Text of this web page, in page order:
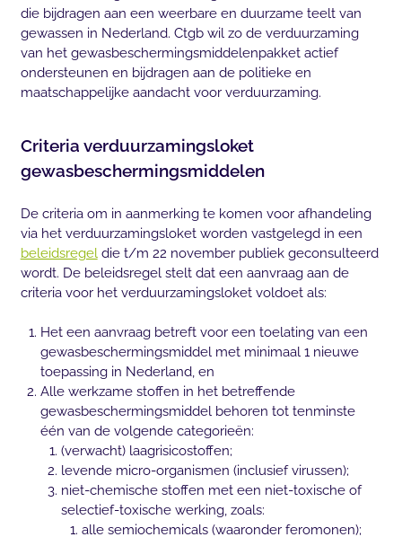
die bijdragen aan een weerbare en duurzame teelt van
gewassen in Nederland. Ctgb wil zo de verduurzaming
van het gewasbeschermingsmiddelenpakket actief
ondersteunen en bijdragen aan de politieke en
maatschappelijke aandacht voor verduurzaming.
Criteria verduurzamingsloket
gewasbeschermingsmiddelen
De criteria om in aanmerking te komen voor afhandeling
via het verduurzamingsloket worden vastgelegd in een
beleidsregeldie t/m 22 november publiek geconsulteerd
wordt. De beleidsregel stelt dat een aanvraag aan de
criteria voor het verduurzamingsloket voldoet als:
Het een aanvraag betreft voor een toelating van een
gewasbeschermingsmiddel met minimaal 1 nieuwe
toepassing in Nederland, en
Alle werkzame stoffen in het betreffende
gewasbeschermingsmiddel behoren tot tenminste
één van de volgende categorieën:
(verwacht) laagrisicostoffen;
levende micro-organismen (inclusief virussen);
niet-chemische stoffen met een niet-toxische of
selectief-toxische werking, zoals:
alle semiochemicals (waaronder feromonen);